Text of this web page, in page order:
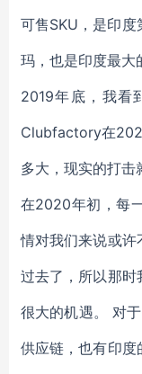
可售SKU，是印
玛，也是印度最大
2019年底，我看
Clubfactory在
多大，现实的打击
在2020年初，每
情对我们来说或许
过去了，所以那时
很大的机遇。 对
供应链，也有印度